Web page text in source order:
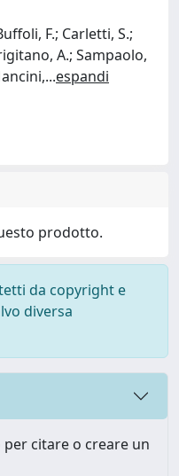
F.; Carletti, S.;
A.; Sampaolo,
...espandi
prodotto.
da copyright e
diversa
citare o creare un